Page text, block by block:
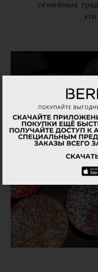
семейные